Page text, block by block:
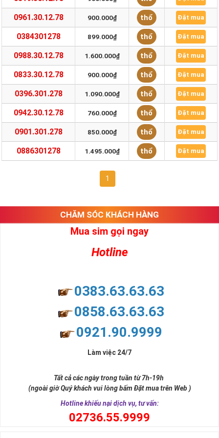
0961.30.12.78 900.000₫ thổ Đặt mua
0384301278 899.000₫ thổ Đặt mua
0988.30.12.78 1.600.000₫ thổ Đặt mua
0833.30.12.78 900.000₫ thổ Đặt mua
0396.301.278 1.090.000₫ thổ Đặt mua
0942.30.12.78 760.000₫ thổ Đặt mua
0901.301.278 850.000₫ thổ Đặt mua
0886301278 1.495.000₫ thổ Đặt mua
1
CHĂM SÓC KHÁCH HÀNG
Mua sim gọi ngay
Hotline
0383.63.63.63
0858.63.63.63
0921.90.9999
Làm việc 24/7
Tất cả các ngày trong tuần từ 7h-19h
(ngoài giờ Quý khách vui lòng bấm Đặt mua trên Web )
Hotline khiếu nại dịch vụ, tư vấn:
02736.55.9999